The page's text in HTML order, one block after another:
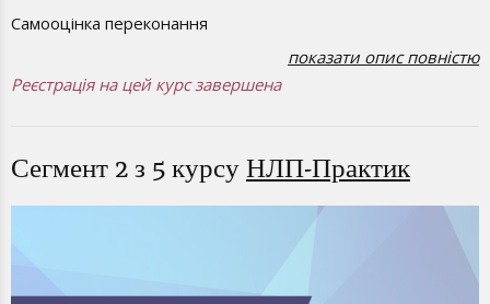
Самооцінка переконання
Музей старих переконань
SMART
показати опис повністю
Реєстрація на цей курс завершена
Сегмент 2 з 5 курсу НЛП-Практик